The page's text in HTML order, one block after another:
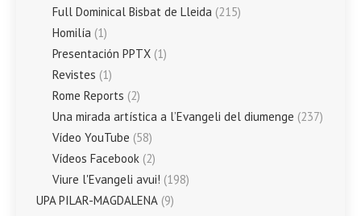
Full Dominical Bisbat de Lleida (215)
Homilía (1)
Presentación PPTX (1)
Revistes (1)
Rome Reports (2)
Una mirada artística a l’Evangeli del diumenge (237)
Vídeo YouTube (58)
Vídeos Facebook (2)
Viure l'Evangeli avui! (198)
UPA PILAR-MAGDALENA (9)